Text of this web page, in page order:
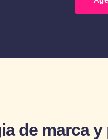
de marca